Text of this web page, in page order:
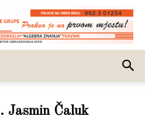
Jasmin Čaluk